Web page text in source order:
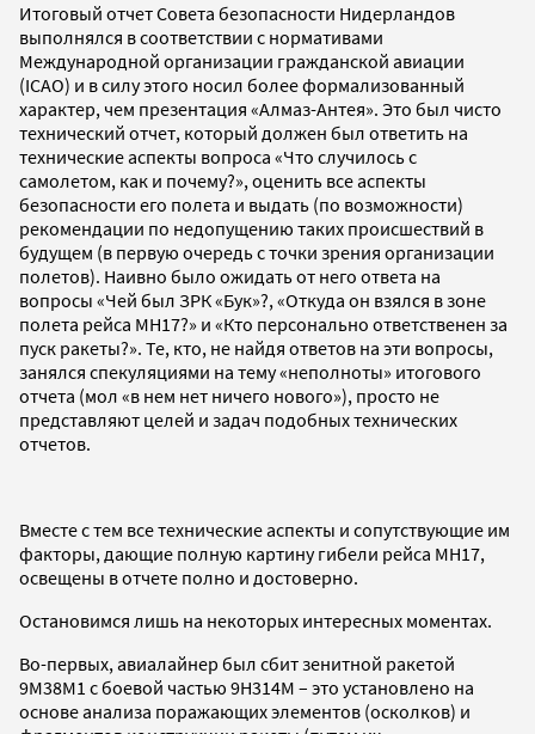
Итоговый отчет Совета безопасности Нидерландов
выполнялся в соответствии с нормативами
Международной организации гражданской авиации
(ICAO) и в силу этого носил более формализованный
характер, чем презентация «Алмаз-Антея». Это был чисто
технический отчет, который должен был ответить на
технические аспекты вопроса «Что случилось с
самолетом, как и почему?», оценить все аспекты
безопасности его полета и выдать (по возможности)
рекомендации по недопущению таких происшествий в
будущем (в первую очередь с точки зрения организации
полетов). Наивно было ожидать от него ответа на
вопросы «Чей был ЗРК «Бук»?, «Откуда он взялся в зоне
полета рейса МН17?» и «Кто персонально ответственен за
пуск ракеты?». Те, кто, не найдя ответов на эти вопросы,
занялся спекуляциями на тему «неполноты» итогового
отчета (мол «в нем нет ничего нового»), просто не
представляют целей и задач подобных технических
отчетов.
Вместе с тем все технические аспекты и сопутствующие им
факторы, дающие полную картину гибели рейса МН17,
освещены в отчете полно и достоверно.
Остановимся лишь на некоторых интересных моментах.
Во-первых, авиалайнер был сбит зенитной ракетой
9М38М1 с боевой частью 9Н314М – это установлено на
основе анализа поражающих элементов (осколков) и